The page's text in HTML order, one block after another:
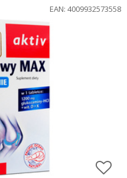
EAN: 4009932573558